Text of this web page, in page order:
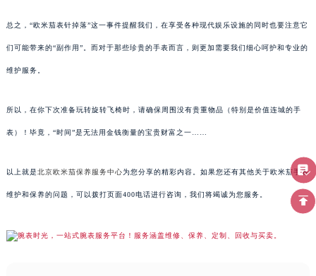
总之，“欧米茄表针掉落”这一事件提醒我们，在享受各种现代娱乐设施的同时也要注意它
们可能带来的“副作用”。而对于那些珍贵的手表而言，则更加需要我们细心呵护和专业的
维护服务。
所以，在你下次准备玩转旋转飞椅时，请确保周围没有贵重物品（特别是价值连城的手
表）！毕竟，“时间”是无法用金钱衡量的宝贵财富之一……
以上就是北京欧米茄保养服务中心为您分享的精彩内容。如果您还有其他关于欧米茄手表
维护和保养的问题，可以拨打页面400电话进行咨询，我们将竭诚为您服务。